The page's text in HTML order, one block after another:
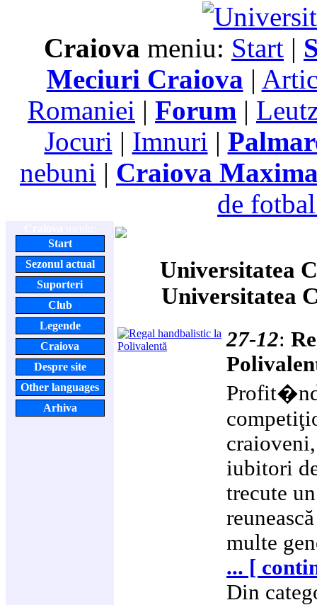
Craiova meniu: Start |
Meciuri Craiova |
Romaniei | Forum |
Jocuri | Imnuri |
nebuni | Craiova
de
Start
Sezonul actual
Suporteri
Club
Legende
Craiova
Despre site
Other languages
Arhiva
Universitatea
Universitatea
27-12:
iubitori
trecute
multe
... [
Din